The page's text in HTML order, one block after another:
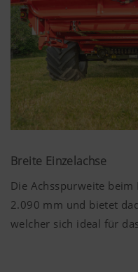
Marketing
Wir möchten Ihnen
Website und auf
verwenden wir
Cookies) von
Dadurch werden
Nutzungsverhalten
YouTube
Wir
und
Breite Einzelachse
Die Achsspurweite beim
2.090 mm und bietet
welcher sich ideal für